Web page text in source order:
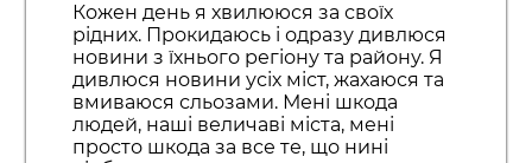
Кожен день я хвилююся за своїх
рідних. Прокидаюсь і одразу дивлюся
новини з їхнього регіону та району. Я
дивлюся новини усіх міст, жахаюся та
вмиваюся сльозами. Мені шкода
людей, наші величаві міста, мені
просто шкода за все те, що нині